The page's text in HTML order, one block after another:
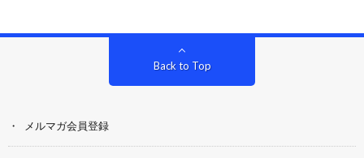
Back to Top
メルマガ会員登録